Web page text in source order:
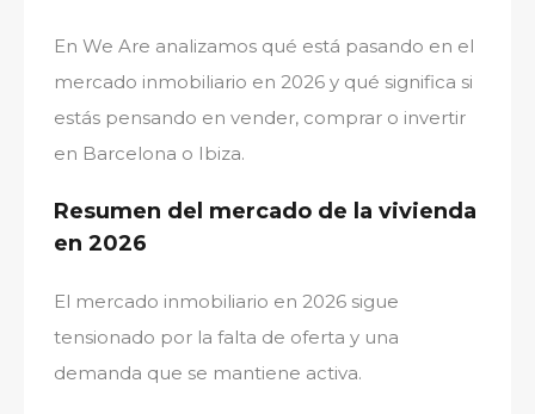
En We Are analizamos qué está pasando en el
mercado inmobiliario en 2026 y qué significa si
estás pensando en vender, comprar o invertir
en Barcelona o Ibiza.
Resumen del mercado de la vivienda
en 2026
El mercado inmobiliario en 2026 sigue
tensionado por la falta de oferta y una
demanda que se mantiene activa.